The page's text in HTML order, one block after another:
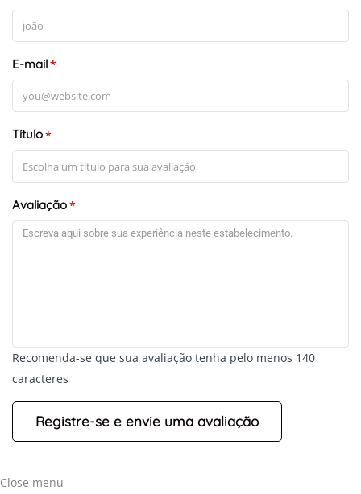
+ -
E-mail*
Título*
Avaliação*
Recomenda-se que sua avaliação tenha pelo menos 140
caracteres
Close menu